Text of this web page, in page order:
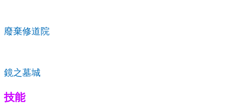
廢棄修道院
鏡之墓城
技能